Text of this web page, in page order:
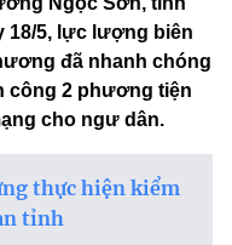
18/5, lực lượng biên
đã nhanh chóng
công 2 phương tiện
cho ngư dân.
thực hiện kiểm
tỉnh